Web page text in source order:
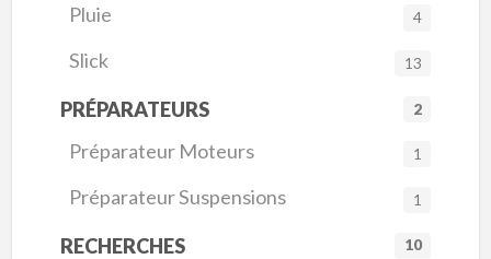
Pluie 4
Slick 13
PRÉPARATEURS 2
Préparateur Moteurs 1
Préparateur Suspensions 1
RECHERCHES 10